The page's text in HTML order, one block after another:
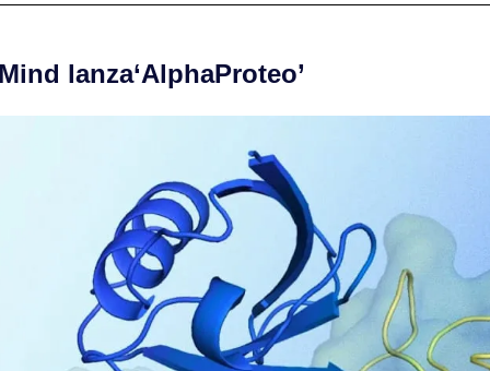
lanza‘AlphaProteo’